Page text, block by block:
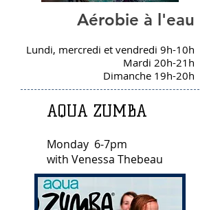
Aérobie à l'eau
Lundi, mercredi et vendredi 9h-10h
Mardi 20h-21h
Dimanche 19h-20h
AQUA ZUMBA
Monday 6-7pm
with Venessa Thebeau